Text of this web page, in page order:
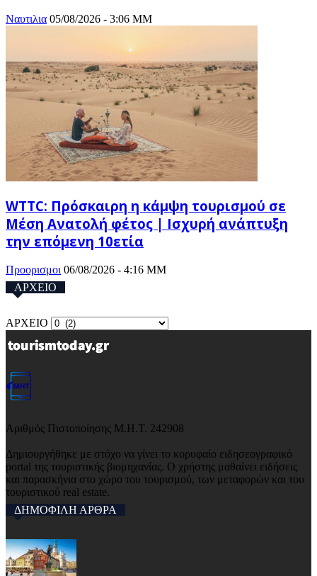
Ναυτιλια 05/08/2026 - 3:06 ΜΜ
WTTC: Πρόσκαιρη η κάμψη τουρισμού σε
Μέση Ανατολή φέτος | Ισχυρή ανάπτυξη
την επόμενη 10ετία
Προορισμοι 06/08/2026 - 4:16 ΜΜ
ΑΡΧΕΙΟ
ΑΡΧΕΙΟ
Αριθμός Πιστοποίησης Μ.Η.Τ. 242908
Δημιουργήθηκε με στόχο να γίνει το κορυφαίο ειδησεογραφικό
portal της τουριστικής βιομηχανίας. Ο χρήστης μαθαίνει ειδήσεις
και παρασκήνια στο χώρο του τουρισμού, των μεταφορών και του
τουριστικού real estate.
ΔΗΜΟΦΙΛΗ ΑΡΘΡΑ